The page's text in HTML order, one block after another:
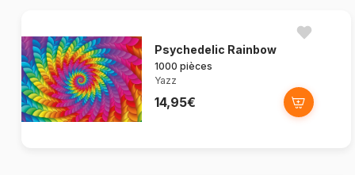
Psychedelic Rainbow
1000 pièces
Yazz
14,95€